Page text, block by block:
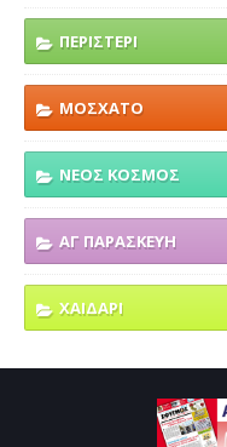
ΠΕΡΙΣΤΕΡΙ
ΜΟΣΧΑΤΟ
ΝΕΟΣ ΚΟΣΜΟΣ
ΑΓ ΠΑΡΑΣΚΕΥΗ
ΧΑΙΔΑΡΙ